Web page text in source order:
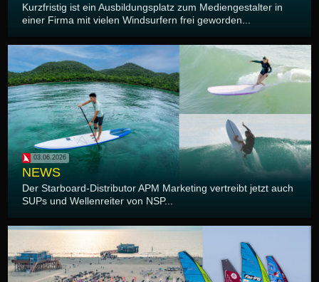
Kurzfristig ist ein Ausbildungsplatz zum Mediengestalter in
einer Firma mit vielen Windsurfern frei geworden...
03.06.2026
NEWS
Der Starboard-Distributor APM Marketing vertreibt jetzt auch
SUPs und Wellenreiter von NSP...